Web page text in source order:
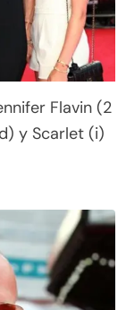
Flavin (2
y Scarlet (i)